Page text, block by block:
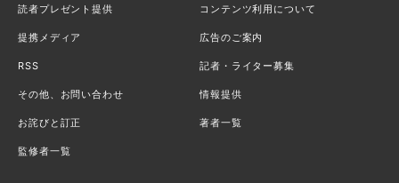
読者プレゼント提供 コンテンツ利用について
提携メディア 広告のご案内
RSS 記者・ライター募集
その他、お問い合わせ 情報提供
お詫びと訂正 著者一覧
監修者一覧